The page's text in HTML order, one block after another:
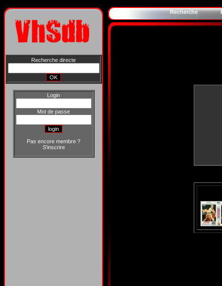
Recherche directe
Login
Mot de passe
Pas encore membre ?
S'inscrire
Recherche